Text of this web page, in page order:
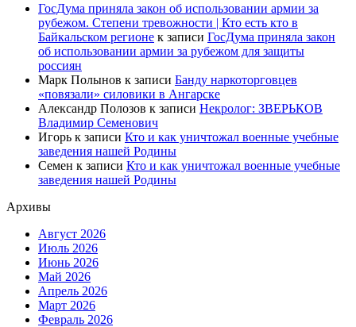
ГосДума приняла закон об использовании армии за
рубежом. Степени тревожности | Кто есть кто в
Байкальском регионе к записи ГосДума приняла закон
об использовании армии за рубежом для защиты
россиян
Марк Полынов к записи Банду наркоторговцев
«повязали» силовики в Ангарске
Александр Полозов к записи Некролог: ЗВЕРЬКОВ
Владимир Семенович
Игорь к записи Кто и как уничтожал военные учебные
заведения нашей Родины
Семен к записи Кто и как уничтожал военные учебные
заведения нашей Родины
Архивы
Август 2026
Июль 2026
Июнь 2026
Май 2026
Апрель 2026
Март 2026
Февраль 2026